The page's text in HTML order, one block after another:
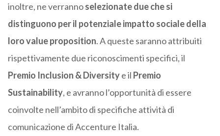
inoltre, ne verrannoselezionate due che si
distinguono per il potenziale impatto sociale della
loro value proposition. A queste saranno attribuiti
rispettivamente due riconoscimenti specifici, il
Premio Inclusion & Diversitye il Premio
Sustainability, e avranno l’opportunità di essere
coinvolte nell’ambito di specifiche attività di
comunicazione di Accenture Italia.